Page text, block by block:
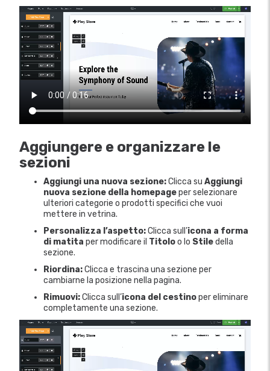
Aggiungere e organizzare le
sezioni
Aggiungi una nuova sezione:Clicca su Aggiungi
nuova sezione della homepageper selezionare
ulteriori categorie o prodotti specifici che vuoi
mettere in vetrina.
Personalizza l’aspetto:Clicca sull’icona a forma
di matita per modificare il Titoloo lo Stiledella
sezione.
Riordina:Clicca e trascina una sezione per
cambiarne la posizione nella pagina.
Rimuovi:Clicca sull’icona del cestinoper eliminare
completamente una sezione.